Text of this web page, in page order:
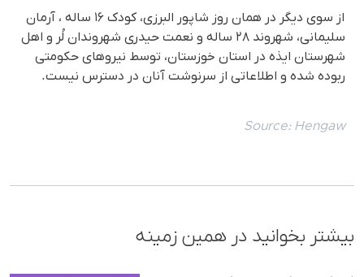
از سوی دیگر در همان روز شاپور البرزی، کودک ۱۶ ساله ، آرمان
سلیمانی، شهروند ۲۸ ساله و نعمت حیدری شهروندان لُر و اهل
شهرستان ایذه در استان خوزستان، توسط نیروهای حکومتی
ربوده شده و اطلاعاتی از سرنوشت آنان در دسترس نیست.
Source: Hengaw
بیشتر بخوانید در همین زمینه